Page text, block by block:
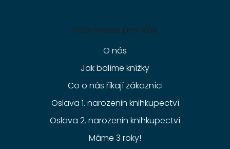
Informace pro vás
O nás
Jak balíme knížky
Co o nás říkají zákazníci
Oslava 1. narozenin knihkupectví
Oslava 2. narozenin knihkupectví
Máme 3 roky!